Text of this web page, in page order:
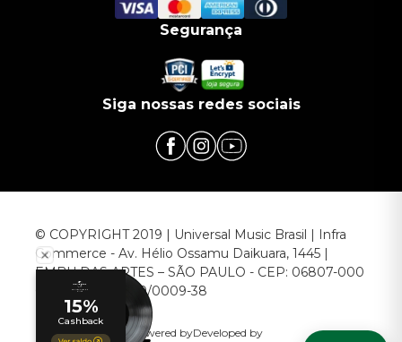
Segurança
Siga nossas redes sociais
© COPYRIGHT 2019 | Universal Music Brasil | Infra
Commerce - Av. Hélio Ossamu Daikuara, 1445 |
EMBU DAS ARTES – SÃO PAULO - CEP: 06807-000
CNPJ: 00.952.789/0009-38
Powered byDeveloped by